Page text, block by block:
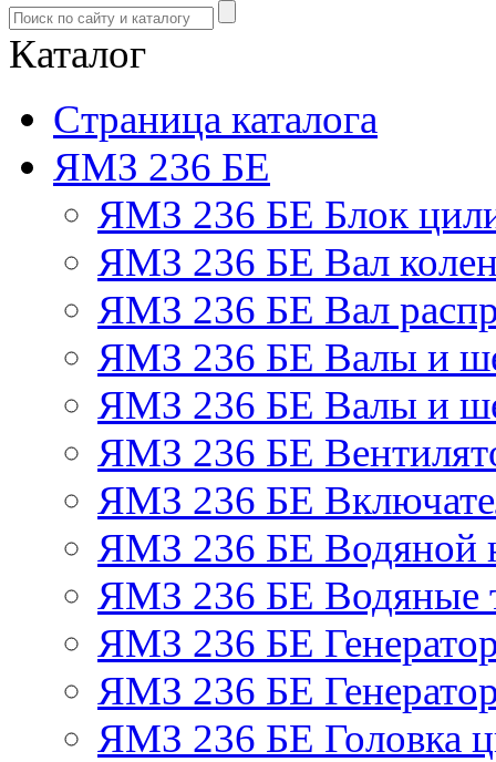
Каталог
Страница каталога
ЯМЗ 236 БЕ
ЯМЗ 236 БЕ Блок
ЯМЗ 236 БЕ Вал
ЯМЗ 236 БЕ Вал
ЯМЗ 236 БЕ Валы и
ЯМЗ 236 БЕ Валы и
ЯМЗ 236 БЕ
ЯМЗ 236 БЕ
ЯМЗ 236 БЕ Водяной
ЯМЗ 236 БЕ Водяные
ЯМЗ 236 БЕ
ЯМЗ 236 БЕ
ЯМЗ 236 БЕ Головка